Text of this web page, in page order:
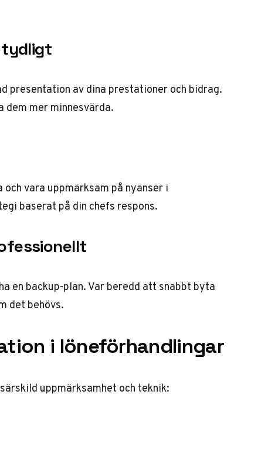
tydligt
presentation av dina prestationer och bidrag.
mer minnesvärda.
vara uppmärksam på nyanser i
baserat på din chefs respons.
en backup-plan. Var beredd att snabbt byta
det behövs.
i löneförhandlingar
uppmärksamhet och teknik: